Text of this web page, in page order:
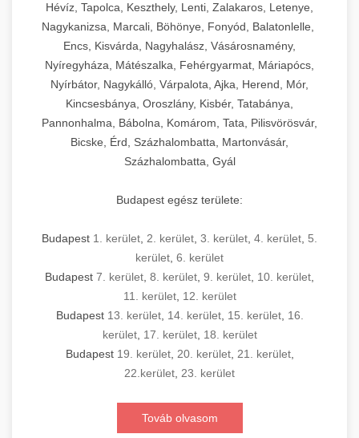
Hévíz, Tapolca, Keszthely, Lenti, Zalakaros, Letenye,
Nagykanizsa, Marcali, Böhönye, Fonyód, Balatonlelle,
Encs, Kisvárda, Nagyhalász, Vásárosnamény,
Nyíregyháza, Mátészalka, Fehérgyarmat, Máriapócs,
Nyírbátor, Nagykálló, Várpalota, Ajka, Herend, Mór,
Kincsesbánya, Oroszlány, Kisbér, Tatabánya,
Pannonhalma, Bábolna, Komárom, Tata, Pilisvörösvár,
Bicske, Érd, Százhalombatta, Martonvásár,
Százhalombatta, Gyál
Budapest egész területe:
Budapest 1. kerület, 2. kerület, 3. kerület, 4. kerület, 5.
kerület, 6. kerület
Budapest 7. kerület, 8. kerület, 9. kerület, 10. kerület,
11. kerület, 12. kerület
Budapest 13. kerület, 14. kerület, 15. kerület, 16.
kerület, 17. kerület, 18. kerület
Budapest 19. kerület, 20. kerület, 21. kerület,
22.kerület, 23. kerület
Továb olvasom